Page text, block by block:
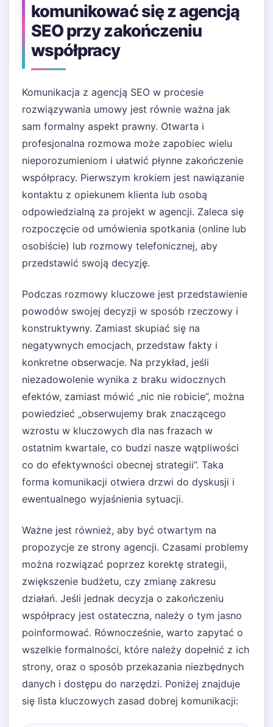
komunikować się z agencją
SEO przy zakończeniu
współpracy
Komunikacja z agencją SEO w procesie
rozwiązywania umowy jest równie ważna jak
sam formalny aspekt prawny. Otwarta i
profesjonalna rozmowa może zapobiec wielu
nieporozumieniom i ułatwić płynne zakończenie
współpracy. Pierwszym krokiem jest nawiązanie
kontaktu z opiekunem klienta lub osobą
odpowiedzialną za projekt w agencji. Zaleca się
rozpoczęcie od umówienia spotkania (online lub
osobiście) lub rozmowy telefonicznej, aby
przedstawić swoją decyzję.
Podczas rozmowy kluczowe jest przedstawienie
powodów swojej decyzji w sposób rzeczowy i
konstruktywny. Zamiast skupiać się na
negatywnych emocjach, przedstaw fakty i
konkretne obserwacje. Na przykład, jeśli
niezadowolenie wynika z braku widocznych
efektów, zamiast mówić „nic nie robicie”, można
powiedzieć „obserwujemy brak znaczącego
wzrostu w kluczowych dla nas frazach w
ostatnim kwartale, co budzi nasze wątpliwości
co do efektywności obecnej strategii”. Taka
forma komunikacji otwiera drzwi do dyskusji i
ewentualnego wyjaśnienia sytuacji.
Ważne jest również, aby być otwartym na
propozycje ze strony agencji. Czasami problemy
można rozwiązać poprzez korektę strategii,
zwiększenie budżetu, czy zmianę zakresu
działań. Jeśli jednak decyzja o zakończeniu
współpracy jest ostateczna, należy o tym jasno
poinformować. Równocześnie, warto zapytać o
wszelkie formalności, które należy dopełnić z ich
strony, oraz o sposób przekazania niezbędnych
danych i dostępu do narzędzi. Poniżej znajduje
się lista kluczowych zasad dobrej komunikacji: